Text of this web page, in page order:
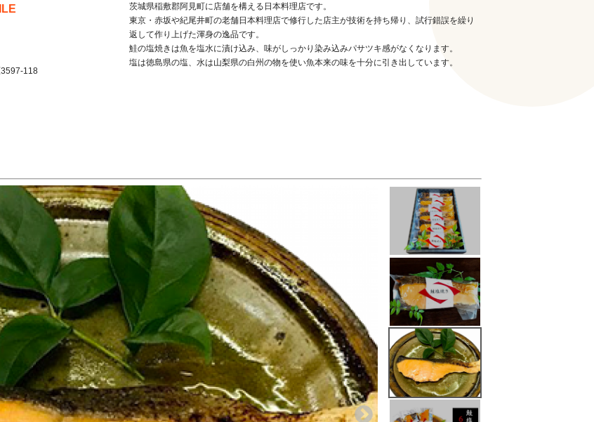
118
茨城県稲敷郡阿見町に店舗を構える日本料理店です。
東京・赤坂や紀尾井町の老舗日本料理店で修行した店主が技術を持ち帰り、試行錯誤を繰り
返して作り上げた渾身の逸品です。
鮭の塩焼きは魚を塩水に漬け込み、味がしっかり染み込みパサツキ感がなくなります。
塩は徳島県の塩、水は山梨県の白州の物を使い魚本来の味を十分に引き出しています。